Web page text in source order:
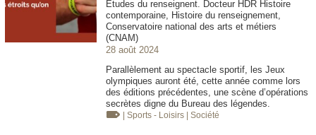
Etudes du renseignent. Docteur HDR Histoire
contemporaine, Histoire du renseignement,
Conservatoire national des arts et métiers
(CNAM)
28 août 2024
Parallèlement au spectacle sportif, les Jeux
olympiques auront été, cette année comme lors
des éditions précédentes, une scène d’opérations
secrètes digne du Bureau des légendes.
| Sports - Loisirs | Société